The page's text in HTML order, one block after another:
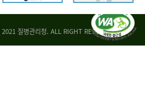
질병관리청. ALL RIGHT RESERVED